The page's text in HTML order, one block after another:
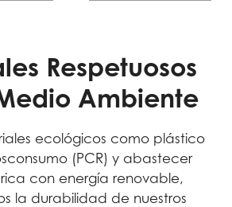
Respetuosos
Ambiente
ecológicos como plástico
(PCR) y abastecer
con energía renovable,
la durabilidad de nuestros